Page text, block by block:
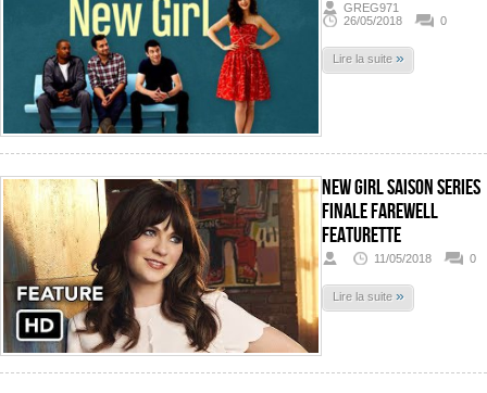
GREG971
26/05/2018
0
Lire la suite »
New Girl Saison Series
Finale Farewell
Featurette
11/05/2018 0
Lire la suite »